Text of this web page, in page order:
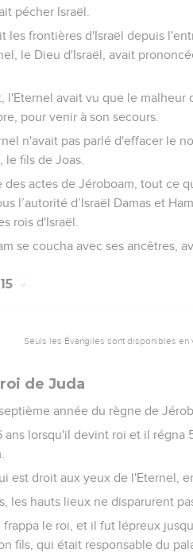
pécher Israël.
les frontières d'Israël depuis
le Dieu d'Israël, avait
l'Eternel avait vu que le malheur
pour venir à son secours.
n'avait pas parlé d'effacer le
le fils de Joas.
des actes de Jéroboam, tout ce
l’autorité d’Israël Damas et
rois d'Israël.
se coucha avec ses ancêtres,
15
Seuls les Évangiles sont disponibles en
de Juda
année du règne de
ans lorsqu'il devint roi et il
est droit aux yeux de l'Eternel,
les hauts lieux ne disparurent
frappa le roi, et il fut lépreux
fils, qui était responsable du